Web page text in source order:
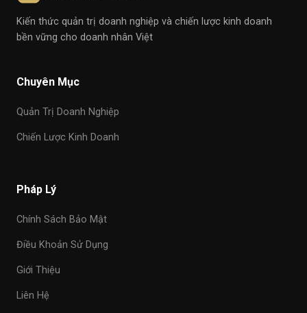
Kiến thức quản trị doanh nghiệp và chiến lược kinh doanh
bền vững cho doanh nhân Việt
Chuyên Mục
Quản Trị Doanh Nghiệp
Chiến Lược Kinh Doanh
Pháp Lý
Chính Sách Bảo Mật
Điều Khoản Sử Dụng
Giới Thiệu
Liên Hệ